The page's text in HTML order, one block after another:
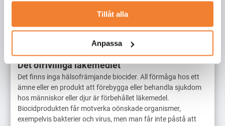
Tillåt alla
Anpassa
attraktiva eller förskönande omnämnanden. Den är effektiv,
inget mer. Detta är den krassa verkligheten som alla
Det ofrivilliga läkemedlet
Det finns inga hälsofrämjande biocider. All förmåga hos ett
ämne eller en produkt att förebygga eller behandla sjukdom
hos människor eller djur är förbehållet läkemedel.
Biocidprodukten får motverka oönskade organismer,
exempelvis bakterier och virus, men man får inte påstå att